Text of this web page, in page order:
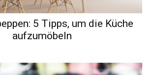
5 Tipps, um die Küche
aufzumöbeln